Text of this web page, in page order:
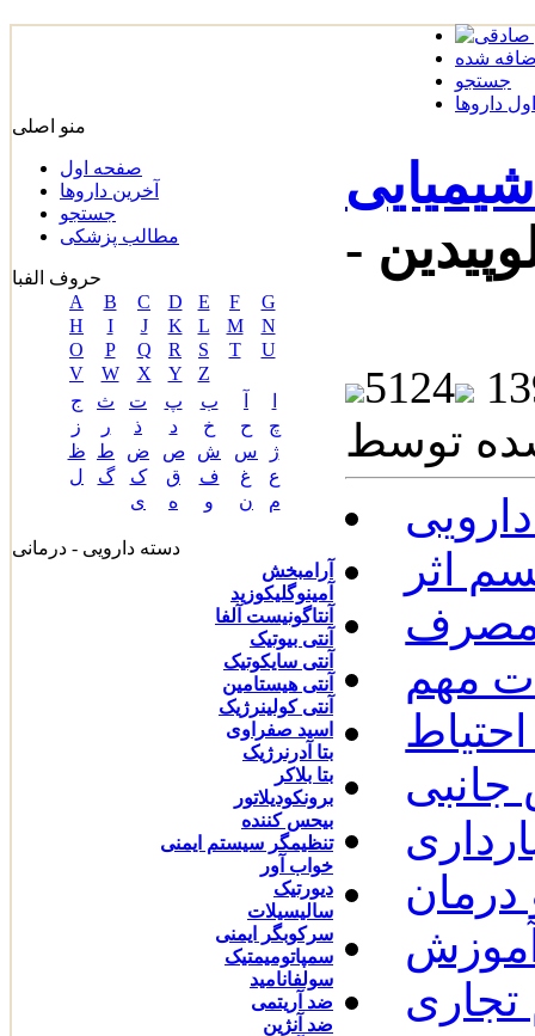
شده
جستجو
داروها
منو اصلی
صفحه اول
آخرین داروها
جستجو
مطالب پزشکی
حروف الفبا
A
B C D E F
G
H
I J K L M
N
O
P Q R S T
U
V
W X Y
Z
ب پ ت ث
ج
چ
ح خ د ذ ر
ز
ژ
س ش ص ض ط
ظ
ع
غ ف ق ک گ
ل
م
ن و ه ی
دسته دارویی - درمانی
آرامبخش
آمینوگلیکوزید
آنتاگونیست آلفا
آنتی بیوتیک
آنتی سایکوتیک
آنتی هیستامین
آنتی کولینرژیک
اسید صفراوی
بتا آدرنرژیک
بتا بلاکر
برونکودیلاتور
بیحس کننده
تنظیمگر سیستم ایمنی
خواب آور
دیورتیک
سالیسیلات
سرکوبگر ایمنی
سمپاتومیمتیک
سولفانامید
ضد آریتمی
ضد آنژین
5124
اثر
مصرف
مهم
تجاری